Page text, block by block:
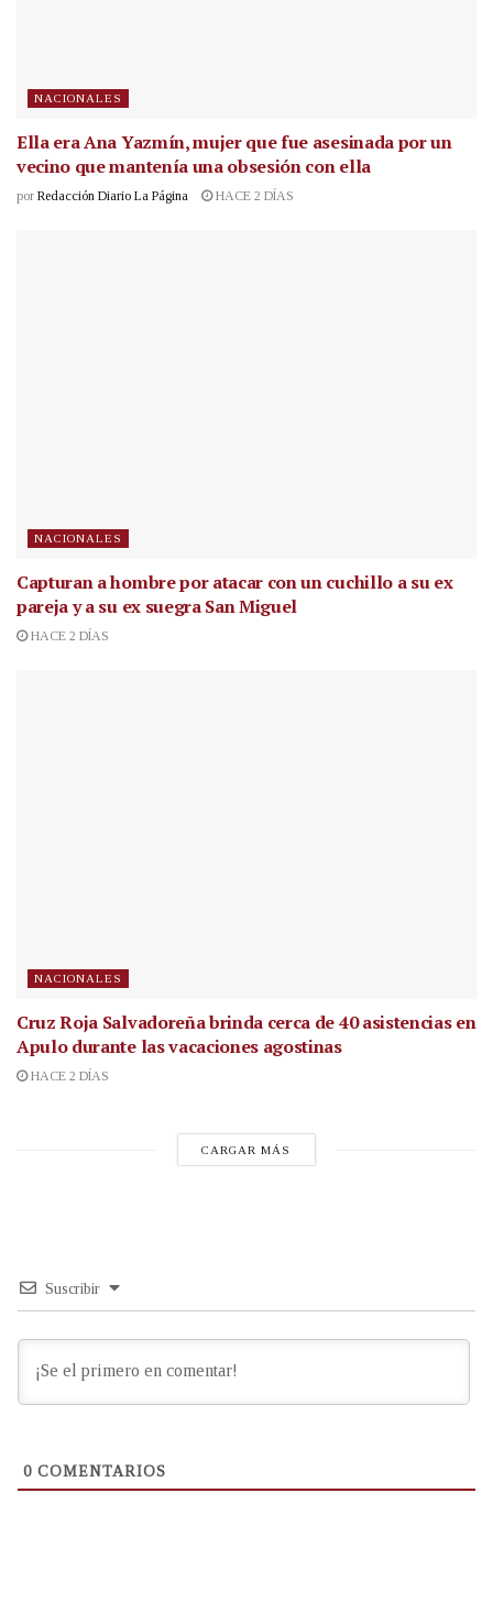
NACIONALES
Ella era Ana Yazmín, mujer que fue asesinada por un
vecino que mantenía una obsesión con ella
por Redacción Diario La Página HACE 2 DÍAS
NACIONALES
Capturan a hombre por atacar con un cuchillo a su ex
pareja y a su ex suegra San Miguel
HACE 2 DÍAS
NACIONALES
Cruz Roja Salvadoreña brinda cerca de 40 asistencias en
Apulo durante las vacaciones agostinas
HACE 2 DÍAS
CARGAR MÁS
Suscribir
0 COMENTARIOS